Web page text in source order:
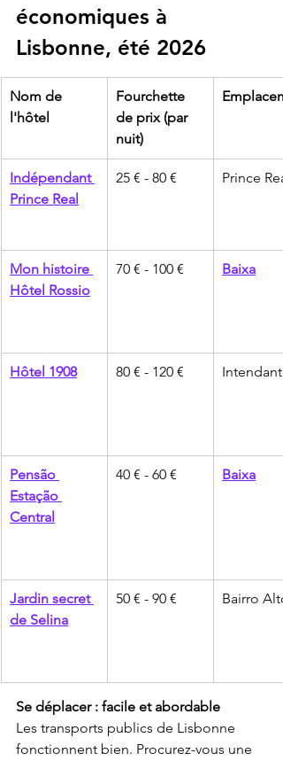
économiques à
Lisbonne, été 2026
Nom de
l'hôtel
Fourchette
de prix (par
nuit)
Indépendant
Prince Real
25 € - 80 € Prince Real
Mon histoire
Hôtel Rossio
70 € - 100 € Baixa
Hôtel 1908 80 € - 120 € Intendante
Pensão
Estação
Central
40 € - 60 € Baixa
Jardin secret
de Selina
50 € - 90 € Bairro Alto
Se déplacer : facile et abordable
Les transports publics de Lisbonne
fonctionnent bien. Procurez-vous une